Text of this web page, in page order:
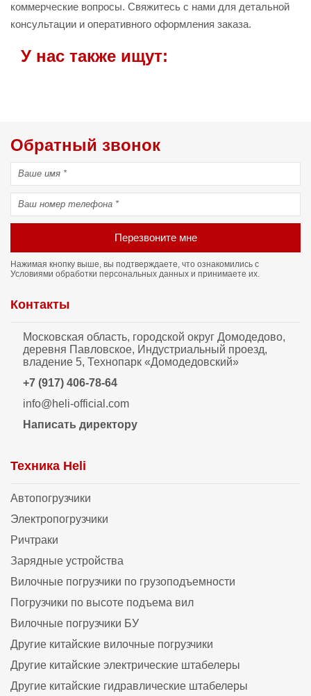
коммерческие вопросы. Свяжитесь с нами для детальной
консультации и оперативного оформления заказа.
У нас также ищут:
Обратный звонок
Перезвоните мне
Нажимая кнопку выше, вы подтверждаете, что ознакомились с
Условиями обработки персональных данных и принимаете их.
Контакты
Московская область, городской округ Домодедово,
деревня Павловское, Индустриальный проезд,
владение 5, Технопарк «Домодедовский»
+7 (917) 406-78-64
info@heli-official.com
Написать директору
Техника Heli
Автопогрузчики
Электропогрузчики
Ричтраки
Зарядные устройства
Вилочные погрузчики по грузоподъемности
Погрузчики по высоте подъема вил
Вилочные погрузчики БУ
Другие китайские вилочные погрузчики
Другие китайские электрические штабелеры
Другие китайские гидравлические штабелеры